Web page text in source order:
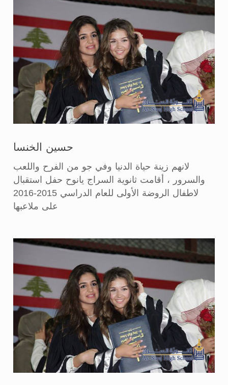
حسين الخنسا
لانهم زينة حياة الدنيا وفي جو من الفرح واللعب
والسرور ، أقامت ثانوية السراج يانوح حفل استقبال
لاطفال الروضة الأولى للعام الدراسي 2015-2016
على ملاعبها